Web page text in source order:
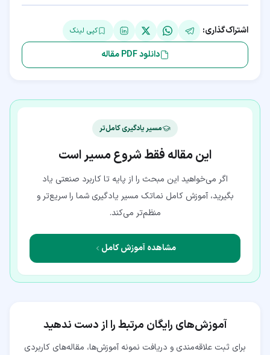
اشتراک‌گذاری: کپی لینک
دانلود PDF مقاله
مسیر یادگیری کامل‌تر
این مقاله فقط شروع مسیر است
اگر می‌خواهید این مبحث را از پایه تا کاربرد صنعتی یاد
بگیرید، آموزش کامل نماتک مسیر یادگیری شما را سریع‌تر و
منظم‌تر می‌کند.
مشاهده آموزش کامل
آموزش‌های رایگان مرتبط را از دست ندهید
برای ثبت علاقه‌مندی و دریافت نمونه آموزش‌ها، مقاله‌های کاربردی